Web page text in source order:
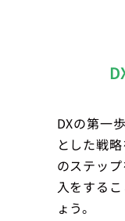
DXの第一
とした戦
のステッ
入をする
ょう。